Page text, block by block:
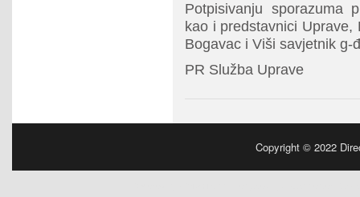
Potpisivanju sporazuma
kao i predstavnici
Bogavac i Viši savjetnik g-
PR Služba Uprave
Copyright © 2022